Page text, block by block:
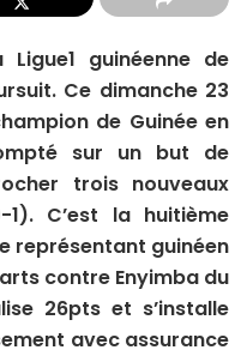
guinéenne de
Ce dimanche 23
de Guinée en
sur un but de
trois nouveaux
C’est la huitième
représentant guinéen
contre Enyimba du
26pts et s’installe
avec assurance